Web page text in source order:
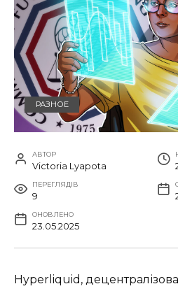
РАЗНОЕ
АВТОР
Victoria Lyapota
ПЕРЕГЛЯДІВ
9
ОНОВЛЕНО
23.05.2025
Hyperliquid,